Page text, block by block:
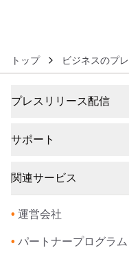
トップ ビジネスのプ
プレスリリース配信
サポート
関連サービス
• 運営会社
• パートナープログラム